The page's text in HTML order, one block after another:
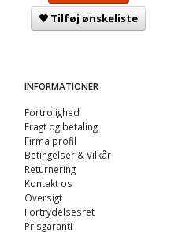
Tilføj ønskeliste
INFORMATIONER
Fortrolighed
Fragt og betaling
Firma profil
Betingelser & Vilkår
Returnering
Kontakt os
Oversigt
Fortrydelsesret
Prisgaranti